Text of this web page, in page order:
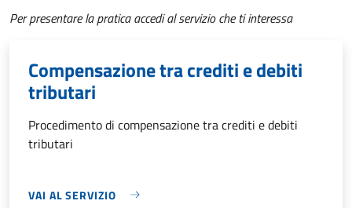
Per presentare la pratica accedi al servizio che ti interessa
Compensazione tra crediti e debiti
tributari
Procedimento di compensazione tra crediti e debiti
tributari
VAI AL SERVIZIO